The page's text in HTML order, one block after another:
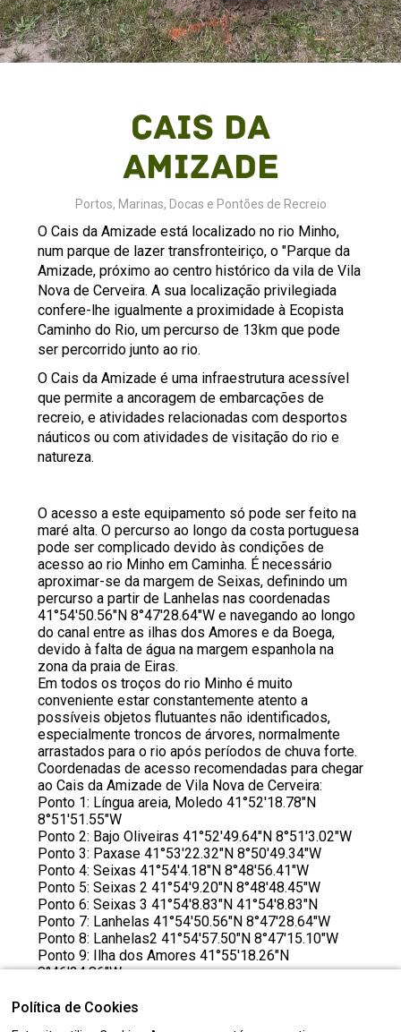
Cais da
Amizade
Portos, Marinas, Docas e Pontões de Recreio
O Cais da Amizade está localizado no rio Minho,
num parque de lazer transfronteiriço, o "Parque da
Amizade, próximo ao centro histórico da vila de Vila
Nova de Cerveira. A sua localização privilegiada
confere-lhe igualmente a proximidade à Ecopista
Caminho do Rio, um percurso de 13km que pode
ser percorrido junto ao rio.
O Cais da Amizade é uma infraestrutura acessível
que permite a ancoragem de embarcações de
recreio, e atividades relacionadas com desportos
náuticos ou com atividades de visitação do rio e
natureza.
O acesso a este equipamento só pode ser feito na
maré alta. O percurso ao longo da costa portuguesa
pode ser complicado devido às condições de
acesso ao rio Minho em Caminha. É necessário
aproximar-se da margem de Seixas, definindo um
percurso a partir de Lanhelas nas coordenadas
41°54'50.56"N 8°47'28.64"W e navegando ao longo
do canal entre as ilhas dos Amores e da Boega,
devido à falta de água na margem espanhola na
zona da praia de Eiras.
Em todos os troços do rio Minho é muito
conveniente estar constantemente atento a
possíveis objetos flutuantes não identificados,
especialmente troncos de árvores, normalmente
arrastados para o rio após períodos de chuva forte.
Coordenadas de acesso recomendadas para chegar
ao Cais da Amizade de Vila Nova de Cerveira:
Ponto 1: Língua areia, Moledo 41°52'18.78"N
8°51'51.55"W
Ponto 2: Bajo Oliveiras 41°52'49.64"N 8°51'3.02"W
Ponto 3: Paxase 41°53'22.32"N 8°50'49.34"W
Ponto 4: Seixas 41°54'4.18"N 8°48'56.41"W
Ponto 5: Seixas 2 41°54'9.20"N 8°48'48.45"W
Ponto 6: Seixas 3 41°54'8.83"N 41°54'8.83"N
Ponto 7: Lanhelas 41°54'50.56"N 8°47'28.64"W
Ponto 8: Lanhelas2 41°54'57.50"N 8°47'15.10"W
Ponto 9: Ilha dos Amores 41°55'18.26"N
8°46'24.86"W
8°45'28.85"W
Política de Cookies